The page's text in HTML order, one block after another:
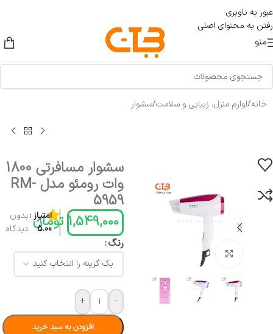
عبور به ناوبری
رفتن به محتوای اصلی
منو
خانه/لوازم منزل، زیبایی و سلامت/سشوار
بزرگنمایی تصویر
سشوار مسافرتی 1800
وات رومئو مدل RM-
5959
1,549,000 تومان
امتیاز :
5.00
بدون
دیدگاه
رنگ
-
+
افزودن به سبد خرید